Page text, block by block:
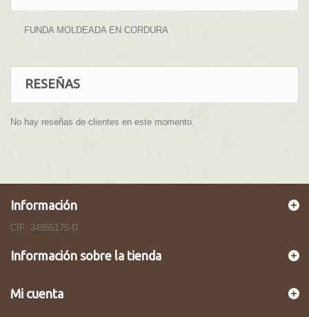
FUNDA MOLDEADA EN CORDURA
RESEÑAS
No hay reseñas de clientes en este momento.
Información
CIF: 34855175-D
Información sobre la tienda
Mi cuenta